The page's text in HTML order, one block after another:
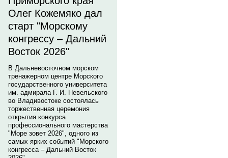
Олег Кожемяко дал
старт "Морскому
конгрессу – Дальний
Восток 2026"
В Дальневосточном морском
тренажерном центре Морского
государственного университета
им. адмирала Г. И. Невельского
во Владивостоке состоялась
торжественная церемония
открытия конкурса
профессионального мастерства
"Море зовет 2026", одного из
самых ярких событий "Морского
конгресса – Дальний Восток